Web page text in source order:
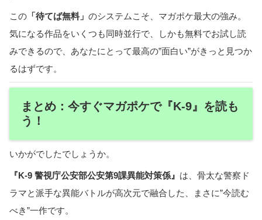
この 「待てば無料」 のシステムこそ、マガポケ最大の強み。
気になる作品をいくつも同時並行で、しかも無料でお試し読
みできるので、あなたにとって最高の”面白い”がきっと見つか
るはずです。
まとめ：今すぐマガポケで『K-9』を読も
う！
いかがでしたでしょうか。
『K-9 警視庁公安部公安第9課異能対策係』 は、骨太な警察ド
ラマと派手な異能バトルが高次元で融合した、まさに”今読む
べき”一作です。